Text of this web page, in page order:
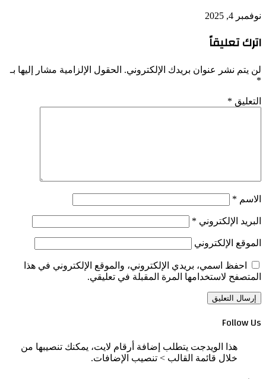
نوفمبر 4, 2025
اترك تعليقاً
لن يتم نشر عنوان بريدك الإلكتروني. الحقول الإلزامية مشار إليها بـ
*
التعليق *
الاسم *
البريد الإلكتروني *
الموقع الإلكتروني
احفظ اسمي، بريدي الإلكتروني، والموقع الإلكتروني في هذا
المتصفح لاستخدامها المرة المقبلة في تعليقي.
Follow Us
هذا الويدجت يتطلب إضافة أرقام لايت، يمكنك تنصيبها من
خلال قائمة القالب > تنصيب الإضافات.